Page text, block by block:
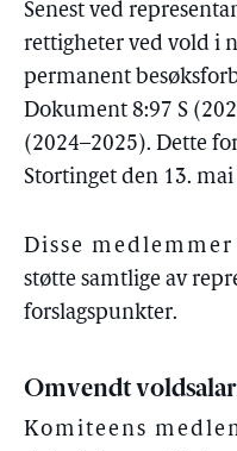
Senest ved
rettigheter ved vold i
permanent
Dokument 8:97 S
(2024–2025). Dette
Stortinget den 13. mai
Disse medlemmer
støtte samtlige av
forslagspunkter.
Omvendt
Komiteens